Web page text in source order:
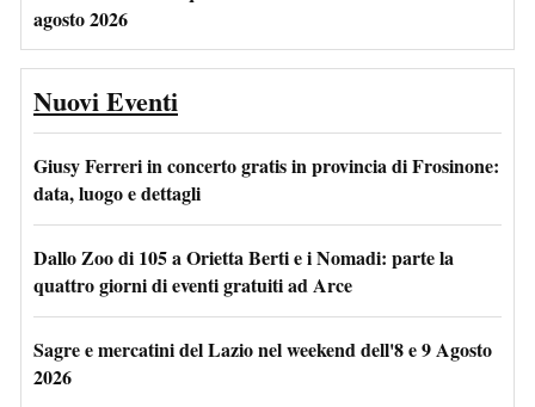
agosto 2026
Nuovi Eventi
Giusy Ferreri in concerto gratis in provincia di Frosinone:
data, luogo e dettagli
Dallo Zoo di 105 a Orietta Berti e i Nomadi: parte la
quattro giorni di eventi gratuiti ad Arce
Sagre e mercatini del Lazio nel weekend dell'8 e 9 Agosto
2026